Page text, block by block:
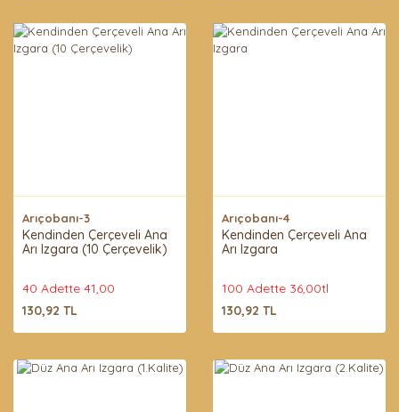
Arıçobanı-3
Kendinden Çerçeveli Ana
Arı Izgara (10 Çerçevelik)
40 Adette 41,00
130,92 TL
Arıçobanı-4
Kendinden Çerçeveli Ana
Arı Izgara
100 Adette 36,00tl
130,92 TL